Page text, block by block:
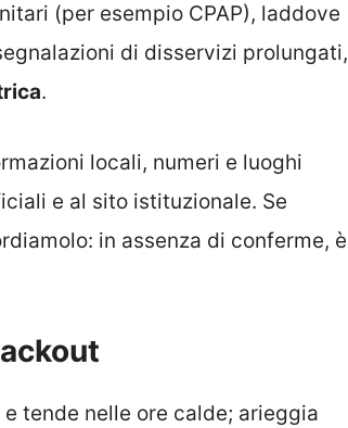
(per esempio CPAP), laddove
di disservizi prolungati,
.
locali, numeri e luoghi
e al sito istituzionale. Se
in assenza di conferme, è
tende nelle ore calde; arieggia